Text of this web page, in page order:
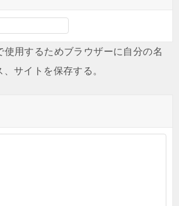
使用するためブラウザーに自分の名
サイトを保存する。